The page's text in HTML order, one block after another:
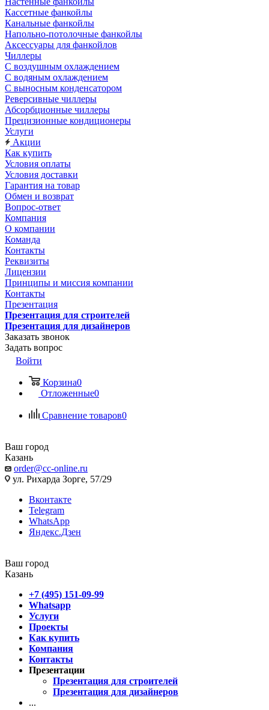
Кассетные фанкойлы
Канальные фанкойлы
Напольно-потолочные фанкойлы
Аксессуары для фанкойлов
Чиллеры
С воздушным охлаждением
С водяным охлаждением
С выносным конденсатором
Реверсивные чиллеры
Абсорбционные чиллеры
Прецизионные кондиционеры
Услуги
Акции
Как купить
Условия оплаты
Условия доставки
Гарантия на товар
Обмен и возврат
Вопрос-ответ
Компания
О компании
Команда
Контакты
Реквизиты
Лицензии
Принципы и миссия компании
Контакты
Презентация
Презентация для строителей
Презентация для дизайнеров
Заказать звонок
Задать вопрос
Войти
Корзина0
Отложенные0
Сравнение товаров0
Ваш город
Казань
order@cc-online.ru
ул. Рихарда Зорге, 57/29
Вконтакте
Telegram
WhatsApp
Яндекс.Дзен
Ваш город
Казань
+7 (495) 151-09-99
Whatsapp
Услуги
Проекты
Как купить
Компания
Контакты
Презентации
Презентация для строителей
Презентация для дизайнеров
...